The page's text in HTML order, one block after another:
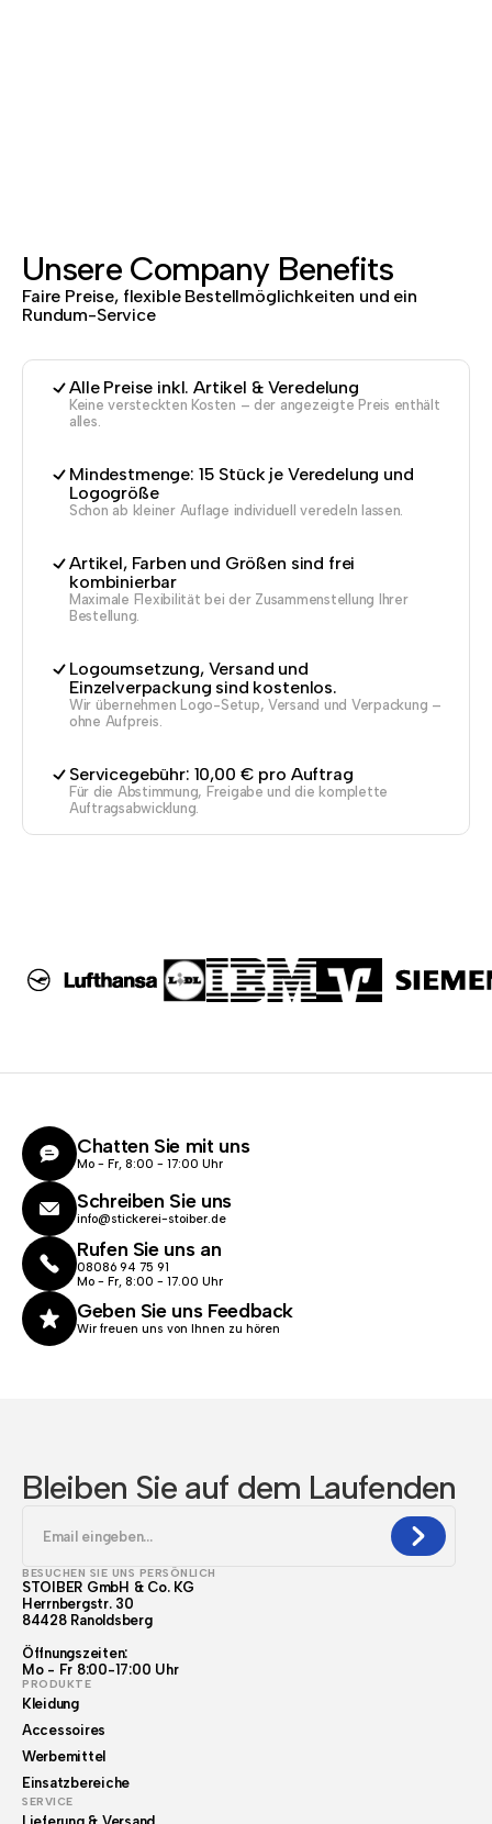
Unsere Company Benefits
Faire Preise, flexible Bestellmöglichkeiten und ein
Rundum-Service
Alle Preise inkl. Artikel & Veredelung
Keine versteckten Kosten – der angezeigte Preis enthält
alles.
Mindestmenge: 15 Stück je Veredelung und
Logogröße
Schon ab kleiner Auflage individuell veredeln lassen.
Artikel, Farben und Größen sind frei
kombinierbar
Maximale Flexibilität bei der Zusammenstellung Ihrer
Bestellung.
Logoumsetzung, Versand und
Einzelverpackung sind kostenlos.
Wir übernehmen Logo-Setup, Versand und Verpackung –
ohne Aufpreis.
Servicegebühr: 10,00 € pro Auftrag
Für die Abstimmung, Freigabe und die komplette
Auftragsabwicklung.
Chatten Sie mit uns
Mo - Fr, 8:00 - 17:00 Uhr
Schreiben Sie uns
info@stickerei-stoiber.de
Rufen Sie uns an
08086 94 75 91
Mo - Fr, 8:00 - 17.00 Uhr
Geben Sie uns Feedback
Wir freuen uns von Ihnen zu hören
Bleiben Sie auf dem Laufenden
BESUCHEN SIE UNS PERSÖNLICH
STOIBER GmbH & Co. KG
Herrnbergstr. 30
84428 Ranoldsberg
Öffnungszeiten:
Mo - Fr 8:00-17:00 Uhr
PRODUKTE
Kleidung
Accessoires
Werbemittel
Einsatzbereiche
SERVICE